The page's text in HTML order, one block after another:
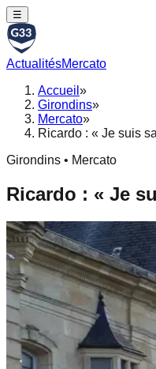
☰
ActualitésMercato
Accueil »
Girondins»
Mercato»
Ricardo : « Je suis
Girondins • Mercato
Ricardo : « Je